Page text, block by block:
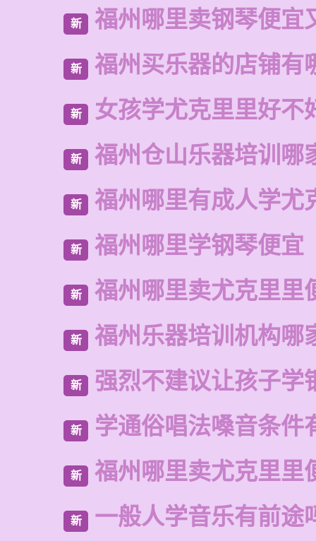
新 福州哪里卖钢琴便宜
新 福州买乐器的店铺有
新 女孩学尤克里里好不
新 福州仓山乐器培训哪
新 福州哪里有成人学尤
新 福州哪里学钢琴便宜
新 福州哪里卖尤克里里
新 福州乐器培训机构哪
新 强烈不建议让孩子学
新 学通俗唱法嗓音条件
新 福州哪里卖尤克里里
新 一般人学音乐有前途